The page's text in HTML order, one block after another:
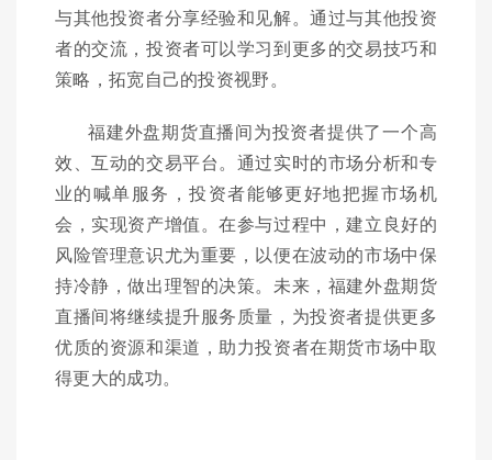
与其他投资者分享经验和见解。通过与其他投资
者的交流，投资者可以学习到更多的交易技巧和
策略，拓宽自己的投资视野。
福建外盘期货直播间为投资者提供了一个高
效、互动的交易平台。通过实时的市场分析和专
业的喊单服务，投资者能够更好地把握市场机
会，实现资产增值。在参与过程中，建立良好的
风险管理意识尤为重要，以便在波动的市场中保
持冷静，做出理智的决策。未来，福建外盘期货
直播间将继续提升服务质量，为投资者提供更多
优质的资源和渠道，助力投资者在期货市场中取
得更大的成功。